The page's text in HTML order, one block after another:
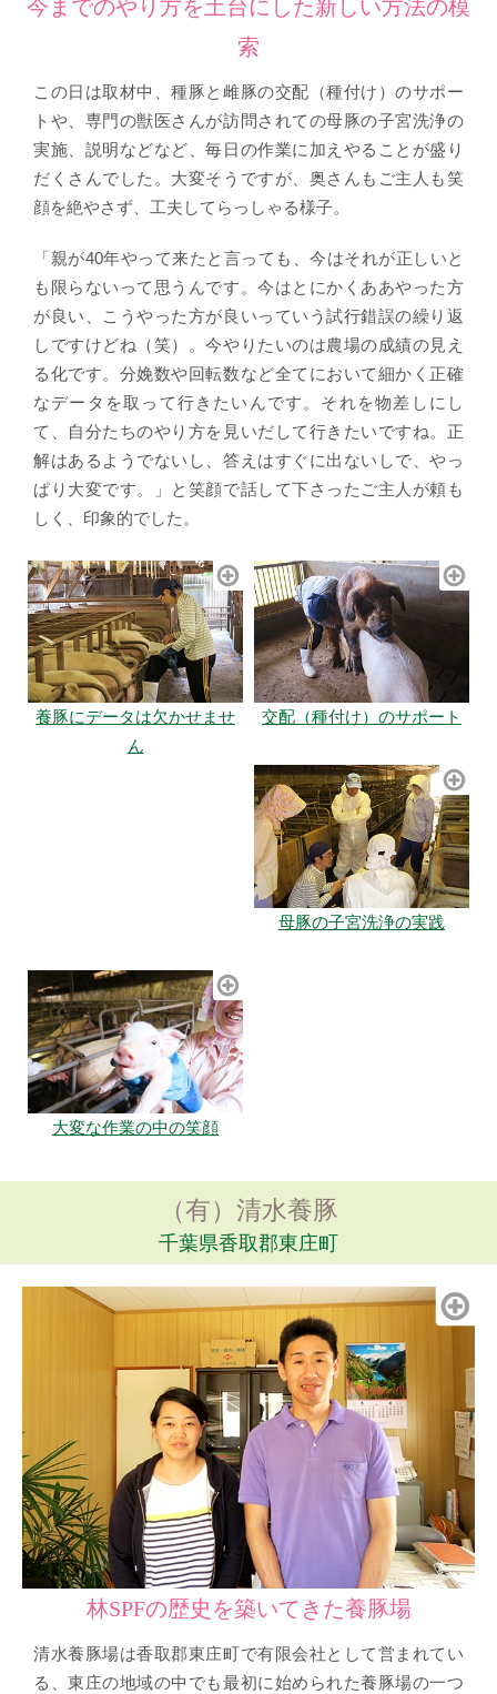
今までのやり方を土台にした新しい方法の模
索
この日は取材中、種豚と雌豚の交配（種付け）のサポー
トや、専門の獣医さんが訪問されての母豚の子宮洗浄の
実施、説明などなど、毎日の作業に加えやることが盛り
だくさんでした。大変そうですが、奥さんもご主人も笑
顔を絶やさず、工夫してらっしゃる様子。
「親が40年やって来たと言っても、今はそれが正しいと
も限らないって思うんです。今はとにかくああやった方
が良い、こうやった方が良いっていう試行錯誤の繰り返
しですけどね（笑）。今やりたいのは農場の成績の見え
る化です。分娩数や回転数など全てにおいて細かく正確
なデータを取って行きたいんです。それを物差しにし
て、自分たちのやり方を見いだして行きたいですね。正
解はあるようでないし、答えはすぐに出ないしで、やっ
ぱり大変です。」と笑顔で話して下さったご主人が頼も
しく、印象的でした。
養豚にデータは欠かせませ
ん
交配（種付け）のサポート
母豚の子宮洗浄の実践
大変な作業の中の笑顔
（有）清水養豚
千葉県香取郡東庄町
林SPFの歴史を築いてきた養豚場
清水養豚場は香取郡東庄町で有限会社として営まれてい
る、東庄の地域の中でも最初に始められた養豚場の一つ